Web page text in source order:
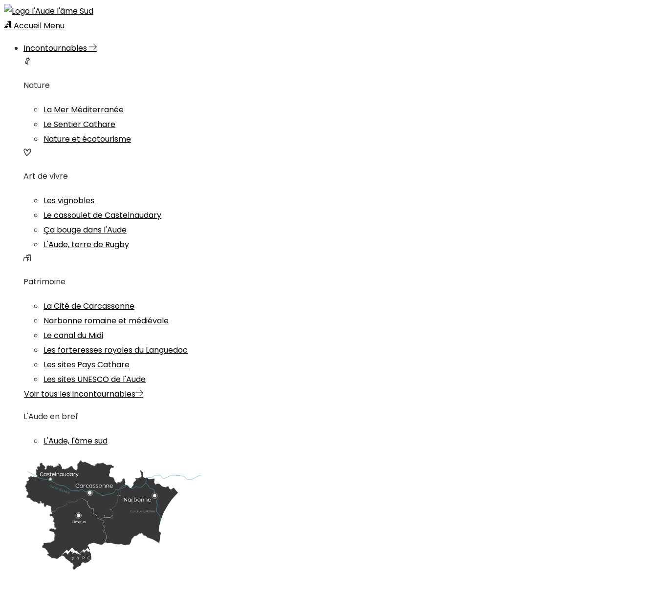
Accueil Menu
Incontournables
Nature
La Mer Méditerranée
Le Sentier Cathare
Nature et écotourisme
Art de vivre
Les vignobles
Le cassoulet de Castelnaudary
Ça bouge dans l'Aude
L'Aude, terre de Rugby
Patrimoine
La Cité de Carcassonne
Narbonne romaine et médiévale
Le canal du Midi
Les forteresses royales du Languedoc
Les sites Pays Cathare
Les sites UNESCO de l'Aude
Voir tous les incontournables
L'Aude en bref
L'Aude, l'âme sud